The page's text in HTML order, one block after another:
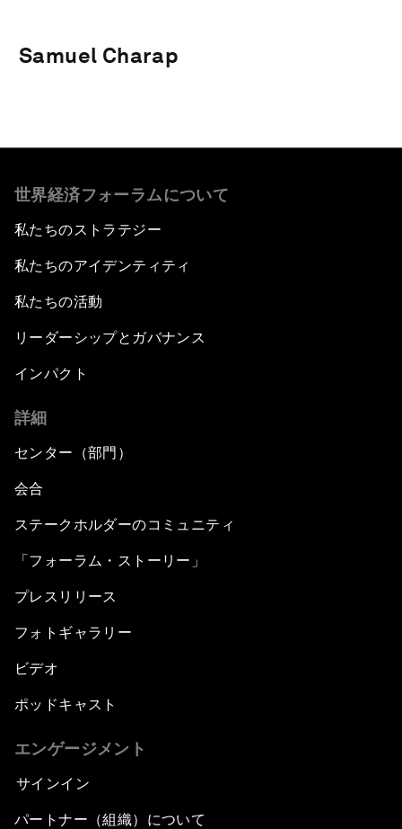
Samuel Charap
世界経済フォーラムについて
私たちのストラテジー
私たちのアイデンティティ
私たちの活動
リーダーシップとガバナンス
インパクト
詳細
センター（部門）
会合
ステークホルダーのコミュニティ
「フォーラム・ストーリー」
プレスリリース
フォトギャラリー
ビデオ
ポッドキャスト
エンゲージメント
サインイン
パートナー（組織）について